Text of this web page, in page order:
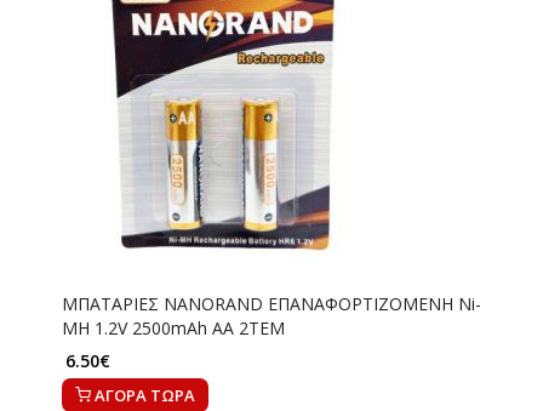
ΜΠΑΤΑΡΙΕΣ NANORAND ΕΠΑΝΑΦΟΡΤΙΖΟΜΕΝΗ Ni-
MH 1.2V 2500mAh ΑΑ 2ΤΕΜ
6.50€
ΑΓΟΡΑ ΤΩΡΑ